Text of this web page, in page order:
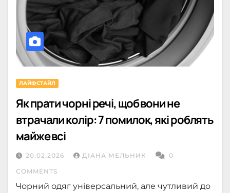
ЛАЙФСТАЙЛ
Як прати чорні речі, щоб вони не
втрачали колір: 7 помилок, які роблять
майже всі
20.02.2026 ДІАНА МЕЛЬНИК 0
COMMENTS
Чорний одяг універсальний, але чутливий до